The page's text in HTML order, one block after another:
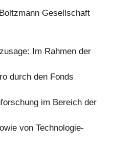
Gesellschaft
Im Rahmen der
durch den Fonds
im Bereich der
von Technologie-